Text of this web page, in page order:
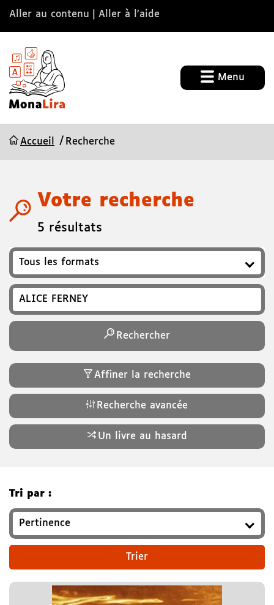
Aller au contenu Aller à l’aide
Menu
Accueil Recherche
Votre recherche
5 résultats
Format
Recherchez un titre, auteur, ISBN, genre…
Rechercher
Affiner la recherche
Recherche avancée
Un livre au hasard
Tri par :